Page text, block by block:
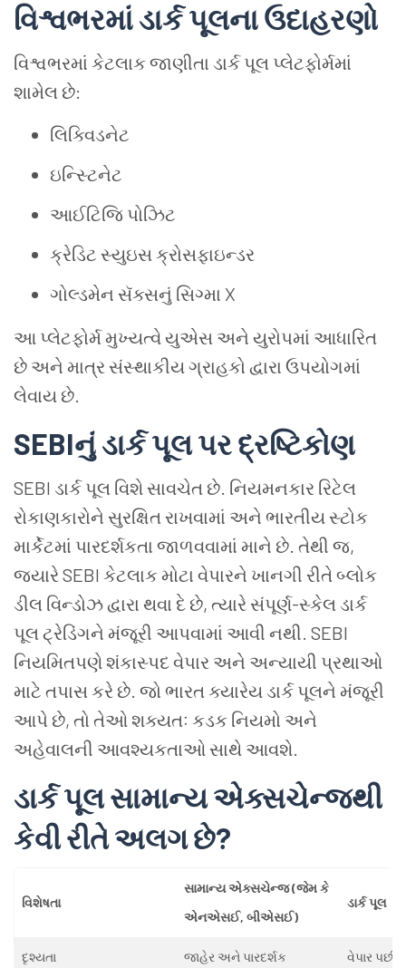
વિશ્વભરમાં ડાર્ક પૂલના ઉદાહરણો
વિશ્વભરમાં કેટલાક જાણીતા ડાર્ક પૂલ પ્લેટફોર્મમાં
શામેલ છે:
લિક્વિડનેટ
ઇન્સ્ટિનેટ
આઈટિજિ પોઝિટ
ક્રેડિટ સ્યુઇસ ક્રોસફાઇન્ડર
ગોલ્ડમેન સૅક્સનું સિગ્મા X
આ પ્લેટફોર્મ મુખ્યત્વે યુએસ અને યુરોપમાં આધારિત
છે અને માત્ર સંસ્થાકીય ગ્રાહકો દ્વારા ઉપયોગમાં
લેવાય છે.
SEBIનું ડાર્ક પૂલ પર દ્રષ્ટિકોણ
SEBI ડાર્ક પૂલ વિશે સાવચેત છે. નિયમનકાર રિટેલ
રોકાણકારોને સુરક્ષિત રાખવામાં અને ભારતીય સ્ટોક
માર્કેટમાં પારદર્શકતા જાળવવામાં માને છે. તેથી જ,
જ્યારે SEBI કેટલાક મોટા વેપારને ખાનગી રીતે બ્લોક
ડીલ વિન્ડોઝ દ્વારા થવા દે છે, ત્યારે સંપૂર્ણ-સ્કેલ ડાર્ક
પૂલ ટ્રેડિંગને મંજૂરી આપવામાં આવી નથી. SEBI
નિયમિતપણે શંકાસ્પદ વેપાર અને અન્યાયી પ્રથાઓ
માટે તપાસ કરે છે. જો ભારત ક્યારેય ડાર્ક પૂલને મંજૂરી
આપે છે, તો તેઓ શક્યતઃ કડક નિયમો અને
અહેવાલની આવશ્યકતાઓ સાથે આવશે.
ડાર્ક પૂલ સામાન્ય એક્સચેન્જથી
કેવી રીતે અલગ છે?
વિશેષતા
સામાન્ય એક્સચેન્જ (જેમ કે
એનએસઈ, બીએસઈ)
ડાર્ક પૂલ
દૃશ્યતા જાહેર અને પારદર્શક વેપાર પછી